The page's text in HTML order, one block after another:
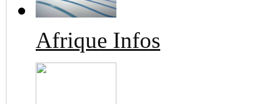
Afrique Infos